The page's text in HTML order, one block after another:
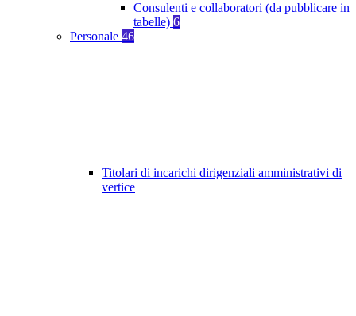
Consulenti e collaboratori (da pubblicare in
tabelle) 6
Personale 46
Titolari di incarichi dirigenziali amministrativi di
vertice